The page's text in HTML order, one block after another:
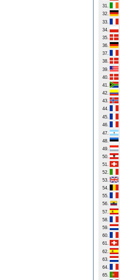
31.
32.
33.
34.
35.
36.
37.
38.
39.
40.
41.
42.
43.
44.
45.
46.
47.
48.
49.
50.
51.
52.
53.
54.
55.
56.
57.
58.
59.
60.
61.
62.
63.
64.
65.